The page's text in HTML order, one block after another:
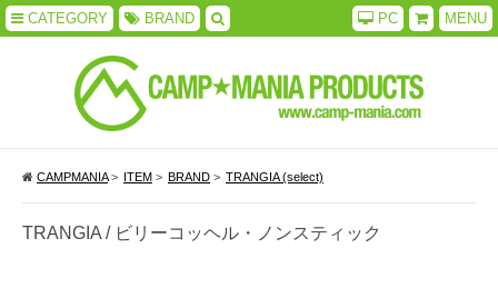
CATEGORY BRAND MENU
PC
CAMPMANIA> ITEM > BRAND > TRANGIA (select)
TRANGIA / ビリーコッヘル・ノンスティック